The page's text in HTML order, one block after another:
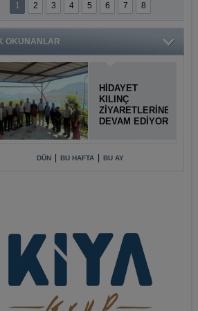
Buluşması
Projesi açılışı
1 2 3 4 5 6 7 8
OKUNANLAR
HİDAYET
KILINÇ
ZİYARETLERİNE
DEVAM EDİYOR
DÜN BU HAFTA BU AY